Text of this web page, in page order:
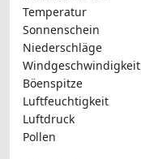
Temperatur
Sonnenschein
Niederschläge
Windgeschwindigkeit
Böenspitze
Luftfeuchtigkeit
Luftdruck
Pollen